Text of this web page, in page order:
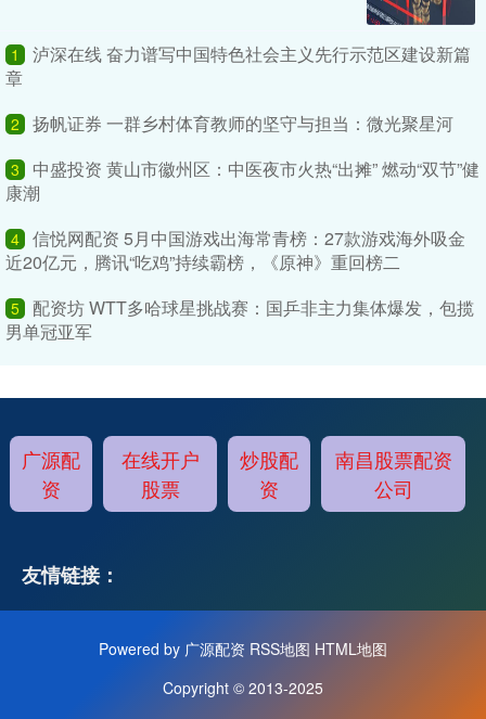
1
泸深在线 奋力谱写中国特色社会主义先行示范区建设新篇
章
2 扬帆证券 一群乡村体育教师的坚守与担当：微光聚星河
3
中盛投资 黄山市徽州区：中医夜市火热“出摊” 燃动“双节”健
康潮
4 信悦网配资 5月中国游戏出海常青榜：27款游戏海外吸金
近20亿元，腾讯“吃鸡”持续霸榜，《原神》重回榜二
5
配资坊 WTT多哈球星挑战赛：国乒非主力集体爆发，包揽
男单冠亚军
广源配
资
在线开户
股票
炒股配
资
南昌股票配资
公司
友情链接：
Powered by 广源配资 RSS地图 HTML地图
Copyright © 2013-2025